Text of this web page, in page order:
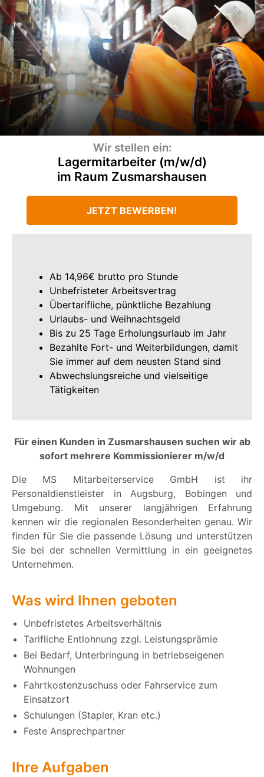
Wir stellen ein:
Lagermitarbeiter (m/w/d)
im Raum Zusmarshausen
JETZT BEWERBEN!
Für einen Kunden in Zusmarshausen suchen wir ab
sofort mehrere Kommissionierer m/w/d
Die MS Mitarbeiterservice GmbH ist ihr
Personaldienstleister in Augsburg, Bobingen und
Umgebung. Mit unserer langjährigen Erfahrung
kennen wir die regionalen Besonderheiten genau. Wir
finden für Sie die passende Lösung und unterstützen
Sie bei der schnellen Vermittlung in ein geeignetes
Unternehmen.
Was wird Ihnen geboten
Unbefristetes Arbeitsverhältnis
Tarifliche Entlohnung zzgl. Leistungsprämie
Bei Bedarf, Unterbringung in betriebseigenen
Wohnungen
Fahrtkostenzuschuss oder Fahrservice zum
Einsatzort
Schulungen (Stapler, Kran etc.)
Feste Ansprechpartner
Ihre Aufgaben
Ab 14,96€ brutto pro Stunde
Unbefristeter Arbeitsvertrag
Übertarifliche, pünktliche Bezahlung
Urlaubs- und Weihnachtsgeld
Bis zu 25 Tage Erholungsurlaub im Jahr
Bezahlte Fort- und Weiterbildungen, damit
Sie immer auf dem neusten Stand sind
Abwechslungsreiche und vielseitige
Tätigkeiten